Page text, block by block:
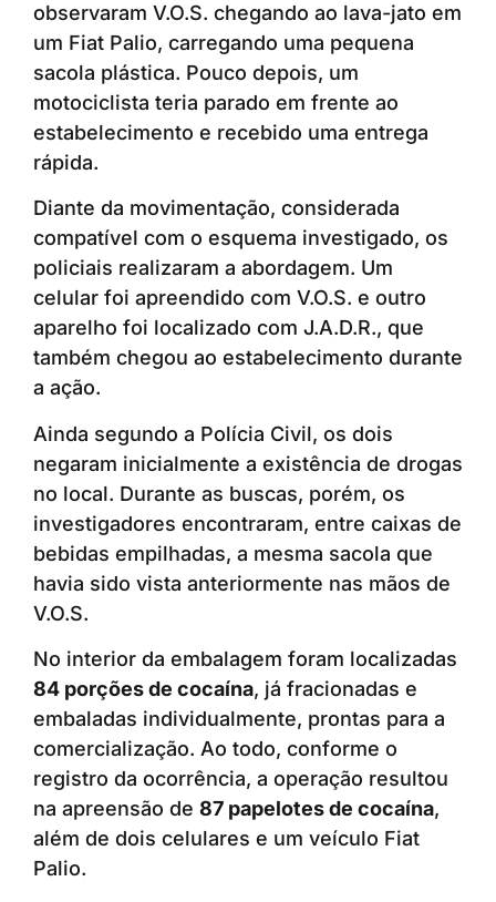
observaram V.O.S. chegando ao lava-jato em
um Fiat Palio, carregando uma pequena
sacola plástica. Pouco depois, um
motociclista teria parado em frente ao
estabelecimento e recebido uma entrega
rápida.
Diante da movimentação, considerada
compatível com o esquema investigado, os
policiais realizaram a abordagem. Um
celular foi apreendido com V.O.S. e outro
aparelho foi localizado com J.A.D.R., que
também chegou ao estabelecimento durante
a ação.
Ainda segundo a Polícia Civil, os dois
negaram inicialmente a existência de drogas
no local. Durante as buscas, porém, os
investigadores encontraram, entre caixas de
bebidas empilhadas, a mesma sacola que
havia sido vista anteriormente nas mãos de
V.O.S.
No interior da embalagem foram localizadas
84 porções de cocaína, já fracionadas e
embaladas individualmente, prontas para a
comercialização. Ao todo, conforme o
registro da ocorrência, a operação resultou
na apreensão de 87 papelotes de cocaína,
além de dois celulares e um veículo Fiat
Palio.